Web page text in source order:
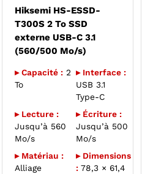
Hiksemi HS-ESSD-
T300S 2 To SSD
externe USB-C 3.1
(560/500 Mo/s)
▸ Capacité :2
To
▸ Interface :
USB 3.1
Type-C
▸ Lecture :
Jusqu’à 560
Mo/s
▸ Écriture :
Jusqu’à 500
Mo/s
▸ Matériau :
Alliage
▸ Dimensions
:78,3 × 61,4